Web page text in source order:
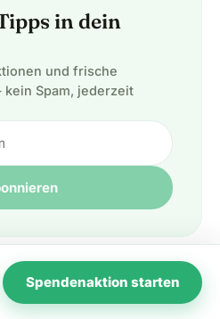
in dein
und frische
Spam, jederzeit
Spendenaktion starten